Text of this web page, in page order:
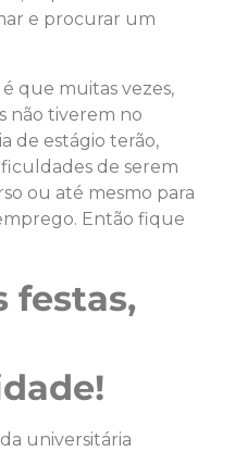
e procurar um
que muitas vezes,
não tiverem no
de estágio terão,
de serem
ou até mesmo para
Então fique
festas,
universitária